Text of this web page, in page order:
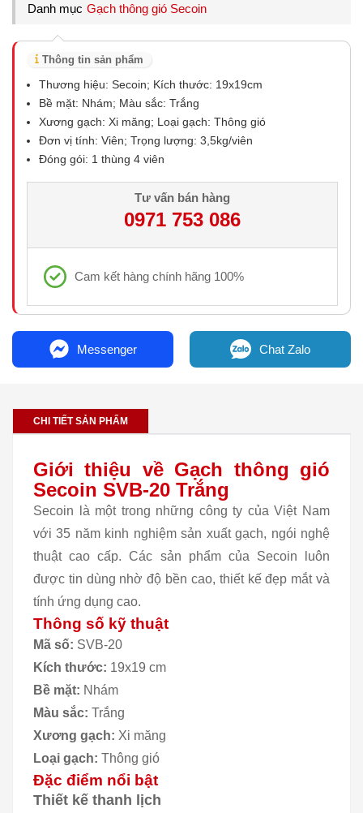
Danh mục Gạch thông gió Secoin
Thông tin sản phẩm
Thương hiệu: Secoin; Kích thước: 19x19cm
Bề mặt: Nhám; Màu sắc: Trắng
Xương gạch: Xi măng; Loại gạch: Thông gió
Đơn vị tính: Viên; Trọng lượng: 3,5kg/viên
Đóng gói: 1 thùng 4 viên
Tư vấn bán hàng
0971 753 086
Cam kết hàng chính hãng 100%
Messenger Chat Zalo
CHI TIẾT SẢN PHẨM
Giới thiệu về Gạch thông gió
Secoin SVB-20 Trắng
Secoin là một trong những công ty của Việt Nam
với 35 năm kinh nghiệm sản xuất gạch, ngói nghệ
thuật cao cấp. Các sản phẩm của Secoin luôn
được tin dùng nhờ độ bền cao, thiết kế đẹp mắt và
tính ứng dụng cao.
Thông số kỹ thuật
Mã số: SVB-20
Kích thước: 19x19 cm
Bề mặt: Nhám
Màu sắc: Trắng
Xương gạch: Xi măng
Loại gạch: Thông gió
Đặc điểm nổi bật
Thiết kế thanh lịch